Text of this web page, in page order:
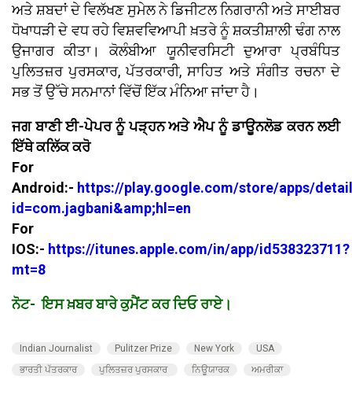
ਅਤੇ ਸ਼ਬਦਾਂ ਦੇ ਵਿਲੱਖਣ ਸੁਮੇਲ ਨੇ ਡਿਜੀਟਲ ਨਿਗਰਾਨੀ ਅਤੇ ਸਾਈਬਰ
ਧੋਖਾਧੜੀ ਦੇ ਵਧ ਰਹੇ ਵਿਸ਼ਵਵਿਆਪੀ ਖ਼ਤਰੇ ਨੂੰ ਸ਼ਕਤੀਸ਼ਾਲੀ ਢੰਗ ਨਾਲ
ਉਜਾਗਰ ਕੀਤਾ। ਕੋਲੰਬੀਆ ਯੂਨੀਵਰਸਿਟੀ ਦੁਆਰਾ ਪ੍ਰਬੰਧਿਤ
ਪੁਲਿਤਜ਼ਰ ਪੁਰਸਕਾਰ, ਪੱਤਰਕਾਰੀ, ਸਾਹਿਤ ਅਤੇ ਸੰਗੀਤ ਰਚਨਾ ਦੇ
ਸਭ ਤੋਂ ਉੱਚੇ ਸਨਮਾਨਾਂ ਵਿੱਚੋਂ ਇੱਕ ਮੰਨਿਆ ਜਾਂਦਾ ਹੈ।
ਜਗ ਬਾਣੀ ਈ-ਪੇਪਰ ਨੂੰ ਪੜ੍ਹਨ ਅਤੇ ਐਪ ਨੂੰ ਡਾਊਨਲੋਡ ਕਰਨ ਲਈ
ਇੱਥੇ ਕਲਿੱਕ ਕਰੋ
For
Android:- https://play.google.com/store/apps/
id=com.jagbani&amp;hl=en
For
IOS:- https://itunes.apple.com/in/app/id538323711?
mt=8
ਨੋਟ- ਇਸ ਖ਼ਬਰ ਬਾਰੇ ਕੁਮੈਂਟ ਕਰ ਦਿਓ ਰਾਏ।
Indian Journalist Pulitzer Prize New York
USA
ਭਾਰਤੀ ਪੱਤਰਕਾਰ
ਪੁਲਿਤਜ਼ਰ ਪੁਰਸਕਾਰ ਨਿਊਯਾਰਕ ਅਮਰੀਕਾ